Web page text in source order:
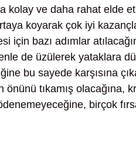
kolay ve daha rahat elde
koyarak çok iyi
için bazı adımlar
de üzülerek yataklara
bu sayede karşısına
önünü tıkamış
birçok